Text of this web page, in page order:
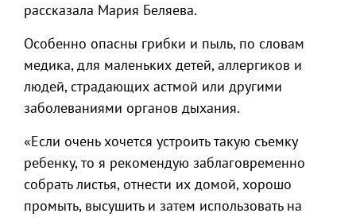
рассказала Мария Беляева.
Особенно опасны грибки и пыль, по словам
медика, для маленьких детей, аллергиков и
людей, страдающих астмой или другими
заболеваниями органов дыхания.
«Если очень хочется устроить такую съемку
ребенку, то я рекомендую заблаговременно
собрать листья, отнести их домой, хорошо
промыть, высушить и затем использовать на